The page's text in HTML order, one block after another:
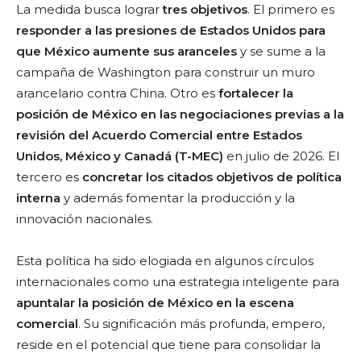
La medida busca logrartres objetivos. El primero es
responder a las presiones de Estados Unidos para
que México aumente sus aranceles y se sume a la
campaña de Washington para construir un muro
arancelario contra China. Otro es fortalecer la
posición de México en las negociaciones previas a la
revisión del Acuerdo Comercial entre Estados
Unidos, México y Canadá (T-MEC) en julio de 2026. El
tercero es concretar los citados objetivos de política
interna y además fomentar la producción y la
innovación nacionales.
Esta política ha sido elogiada en algunos círculos
internacionales como una estrategia inteligente para
apuntalar la posición de México en la escena
comercial. Su significación más profunda, empero,
reside en el potencial que tiene para consolidar la